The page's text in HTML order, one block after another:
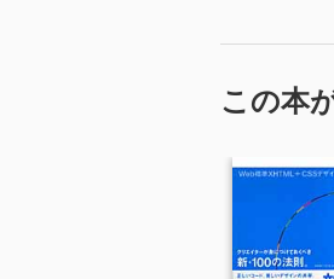
この本